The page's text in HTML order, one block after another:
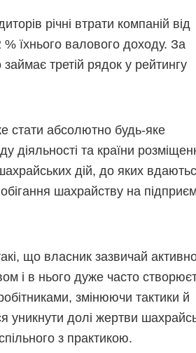
річні втрати компаній від
їхнього валового доходу. За
третій рядок у рейтингу
стати абсолютно будь-яке
діяльності та країни
шахрайських дій, до яких
шахрайству на
що власник зазвичай
і в нього дуже часто
змінюючи тактики й
уникнути долі жертви
з практикою.